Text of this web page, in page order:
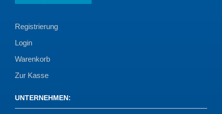
Registrierung
Login
Warenkorb
Zur Kasse
UNTERNEHMEN: